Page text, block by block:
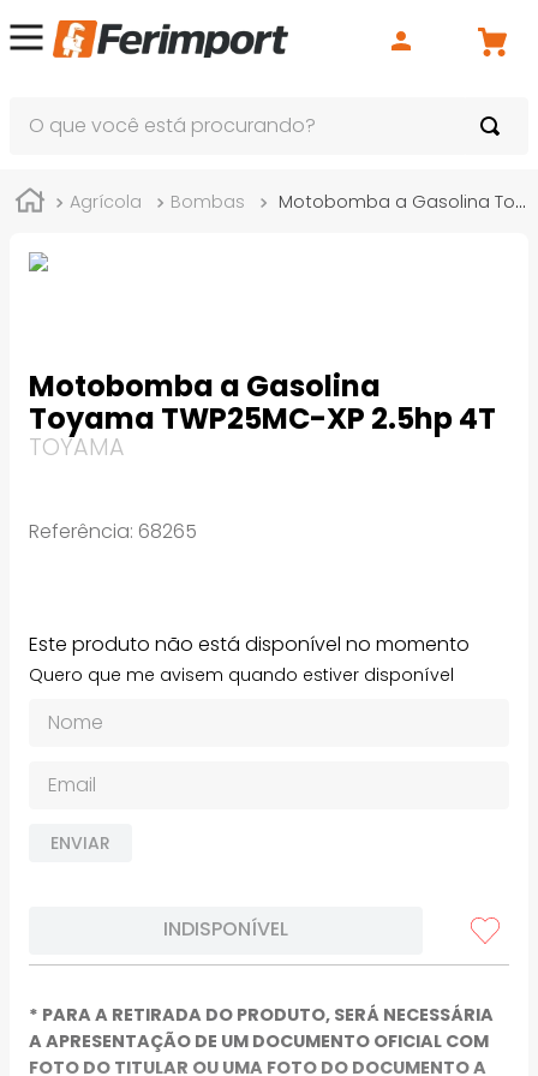
Agrícola Bombas Motobomba a Gasolina Toyama TWP25MC-XP 2.5hp 4T
Motobomba a Gasolina
Toyama TWP25MC-XP 2.5hp 4T
TOYAMA
Referência: 68265
Este produto não está disponível no momento
Quero que me avisem quando estiver disponível
ENVIAR
INDISPONÍVEL
* PARA A RETIRADA DO PRODUTO, SERÁ NECESSÁRIA
A APRESENTAÇÃO DE UM DOCUMENTO OFICIAL COM
FOTO DO TITULAR OU UMA FOTO DO DOCUMENTO A